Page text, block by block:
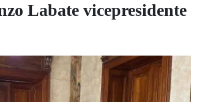
Labate vicepresidente